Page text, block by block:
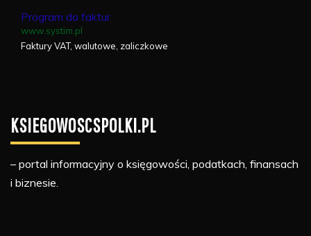
Program do faktur
www.systim.pl
Faktury VAT, walutowe, zaliczkowe
KSIEGOWOSCSPOLKI.PL
– portal informacyjny o księgowości, podatkach, finansach
i biznesie.